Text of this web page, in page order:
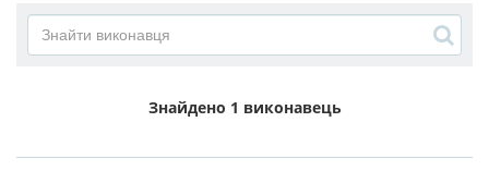
Знайдено 1 виконавець